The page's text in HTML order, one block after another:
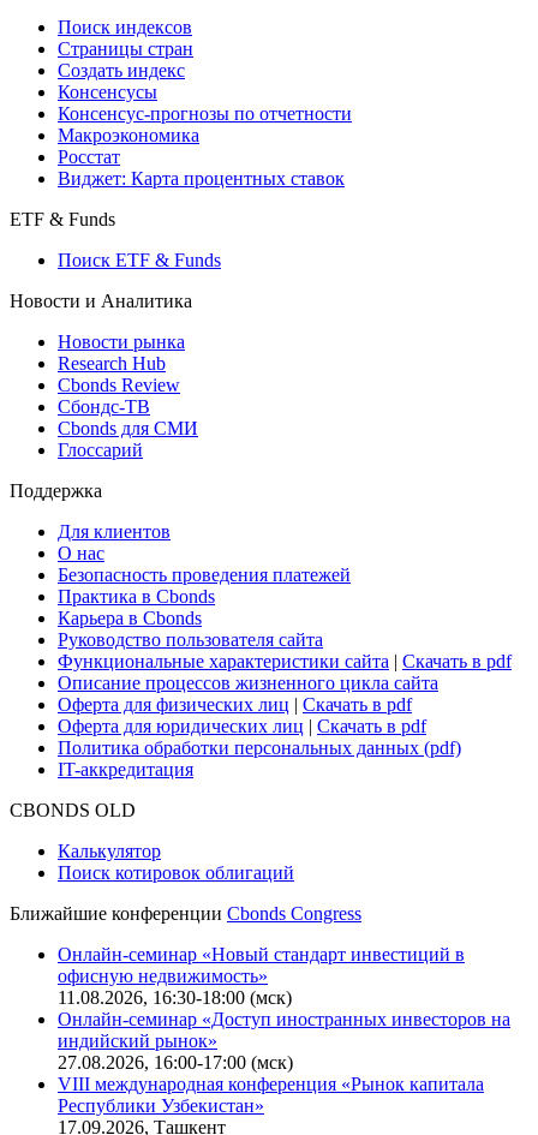
Поиск кредитов
Индексы
Поиск индексов
Страницы стран
Создать индекс
Консенсусы
Консенсус-прогнозы по отчетности
Макроэкономика
Виджет: Карта процентных ставок
ETF & Funds
Поиск ETF & Funds
Новости и Аналитика
Новости рынка
Research Hub
Cbonds Review
Сбондс-ТВ
Глоссарий
Поддержка
Для клиентов
О нас
Безопасность проведения платежей
Практика в Cbonds
Карьера в Cbonds
Руководство пользователя сайта
Функциональные характеристики сайта|Скачать в pdf
Описание процессов жизненного цикла сайта
Оферта для физических лиц
Оферта для юридических лиц
IT-аккредитация
Поиск котировок облигаций
Ближайшие конференцииCbonds Congress
Онлайн-семинар «Новый стандарт инвестиций в
офисную недвижимость»
11.08.2026, 16:30-18:00 (мск)
Онлайн-семинар «Доступ иностранных инвесторов на
индийский рынок»